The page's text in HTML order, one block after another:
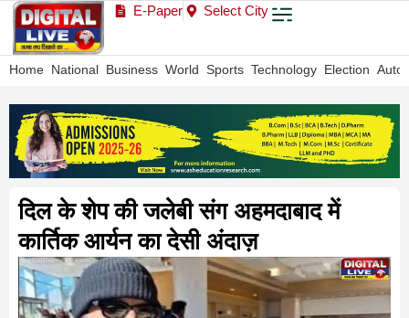
E-Paper Select City
Home National Business World Sports Technology Election Auto
दिल के शेप की जलेबी संग अहमदाबाद में
कार्तिक आर्यन का देसी अंदाज़